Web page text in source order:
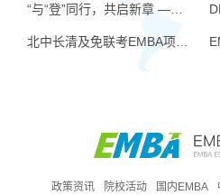
政策资讯 院校活动 国内EMBA